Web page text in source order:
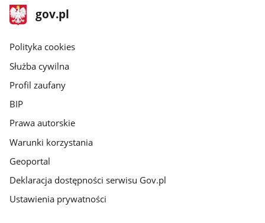
stopka
gov.pl
Strona
gov.pl
gov.pl
Polityka cookies
Służba cywilna
Profil zaufany
BIP
Prawa autorskie
Warunki korzystania
Geoportal
Deklaracja dostępności serwisu Gov.pl
Ustawienia prywatności